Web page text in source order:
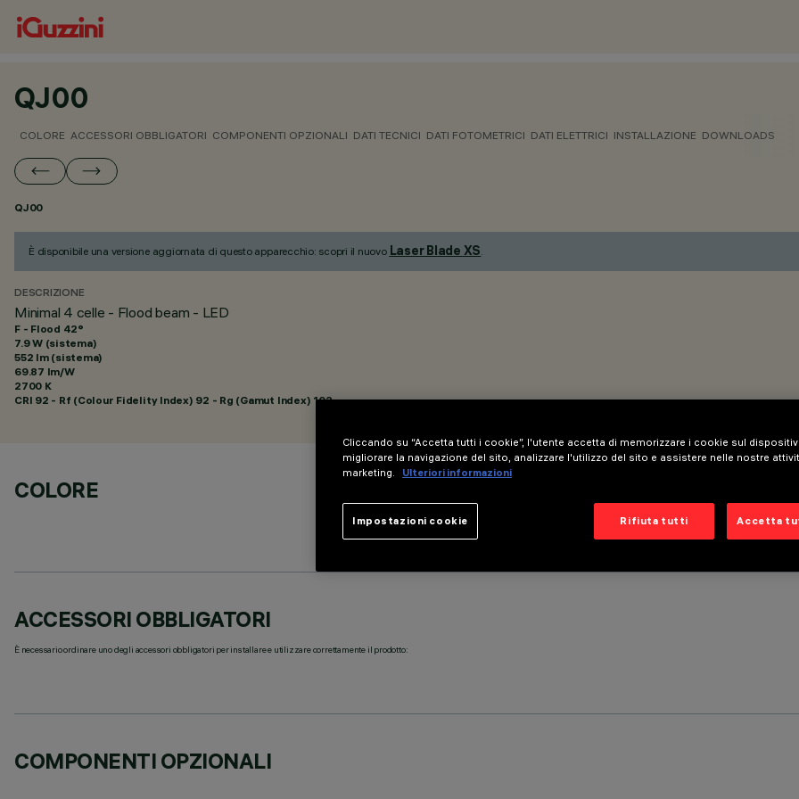
QJ00
COLORE ACCESSORI OBBLIGATORI COMPONENTI OPZIONALI DATI TECNICI DATI FOTOMETRICI DATI ELETTRICI INSTALLAZIONE DOWNLOADS
QJ00
È disponibile una versione aggiornata di questo apparecchio: scopri il nuovo Laser Blade XS.
DESCRIZIONE
Minimal 4 celle - Flood beam - LED
F - Flood 42°
7.9 W (sistema)
552 lm (sistema)
69.87 lm/W
2700 K
CRI 92 - Rf (Colour Fidelity Index) 92 - Rg (Gamut Index) 102
COLORE
ACCESSORI OBBLIGATORI
È necessario ordinare uno degli accessori obbligatori per installare e utilizzare correttamente il prodotto:
COMPONENTI OPZIONALI
Cliccando su “Accetta tutti i cookie”, l'utente accetta di memorizzare i cookie sul
migliorare la navigazione del sito, analizzare l'utilizzo del sito e assistere nelle nostre
marketing.
Ulteriori informazioni
Rifiuta tutti Accetta
Impostazioni cookie